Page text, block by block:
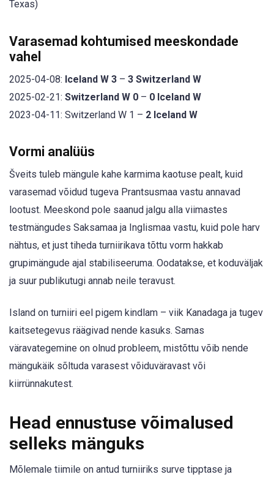
Texas)
Varasemad kohtumised meeskondade
vahel
2025-04-08: Iceland W 3 – 3 Switzerland W
2025-02-21: Switzerland W 0 – 0 Iceland W
2023-04-11: Switzerland W 1 – 2 Iceland W
Vormi analüüs
Šveits tuleb mängule kahe karmima kaotuse pealt, kuid
varasemad võidud tugeva Prantsusmaa vastu annavad
lootust. Meeskond pole saanud jalgu alla viimastes
testmängudes Saksamaa ja Inglismaa vastu, kuid pole harv
nähtus, et just tiheda turniirikava tõttu vorm hakkab
grupimängude ajal stabiliseeruma. Oodatakse, et koduväljak
ja suur publikutugi annab neile teravust.
Island on turniiri eel pigem kindlam – viik Kanadaga ja tugev
kaitsetegevus räägivad nende kasuks. Samas
väravategemine on olnud probleem, mistõttu võib nende
mängukäik sõltuda varasest võiduväravast või
kiirrünnakutest.
Head ennustuse võimalused
selleks mänguks
Mõlemale tiimile on antud turniiriks surve tipptase ja